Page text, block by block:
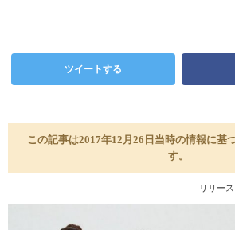
ツイートする
この記事は2017年12月26日当時の情報に基
す。
リリー